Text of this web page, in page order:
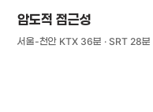
압도적 접근성
서울-천안 KTX 36분 · SRT 28분